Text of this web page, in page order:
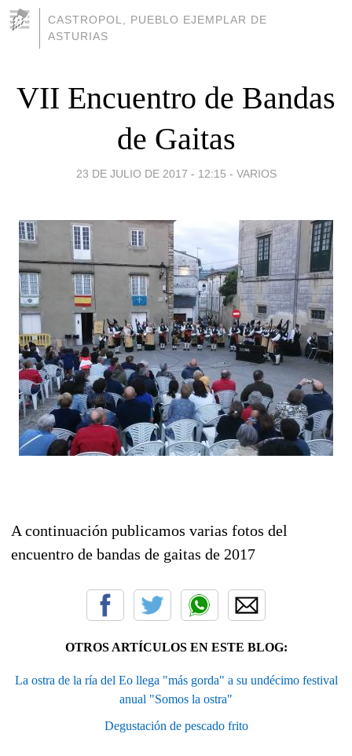
CASTROPOL, PUEBLO EJEMPLAR DE
ASTURIAS
VII Encuentro de Bandas
de Gaitas
23 DE JULIO DE 2017 - 12:15 - VARIOS
A continuación publicamos varias fotos del
encuentro de bandas de gaitas de 2017
OTROS ARTÍCULOS EN ESTE BLOG:
La ostra de la ría del Eo llega "más gorda" a su undécimo festival
anual "Somos la ostra"
Degustación de pescado frito